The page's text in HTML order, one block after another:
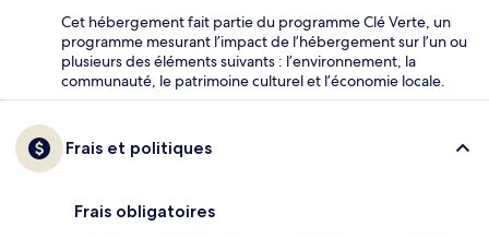
Cet hébergement fait partie du programme Clé Verte, un
programme mesurant l’impact de l’hébergement sur l’un ou
plusieurs des éléments suivants : l’environnement, la
communauté, le patrimoine culturel et l’économie locale.
Frais et politiques
Frais obligatoires